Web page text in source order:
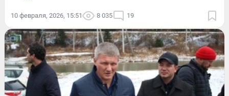
10 февраля, 2026, 15:51 8 035 19